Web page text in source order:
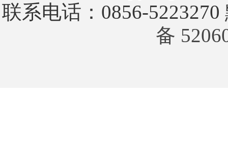
联系电话：0856-5223270
备